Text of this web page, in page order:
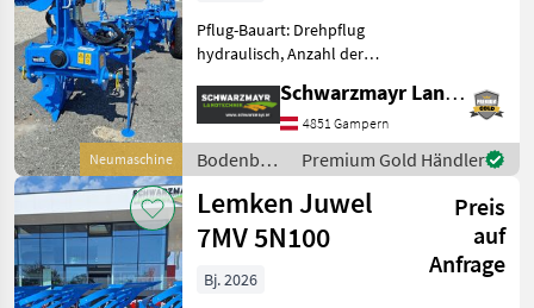
Neumaschine
Pflug-Bauart: Drehpflug
hydraulisch, Anzahl der
Maiseinleger, Scheibensech,
hydr.
Schnittbreitenverstellung,
Stützrad, Vorschäler Nr.
72191 Symbo
Schwarzmayr Landtechnik GmbH - Gampern
4851 Gampern
Bodenbearbeitung
/ Lemken
Premium Gold Händler
Lemken Juwel
7MV 5N100
Preis
auf
Anfrage
Bj. 2026